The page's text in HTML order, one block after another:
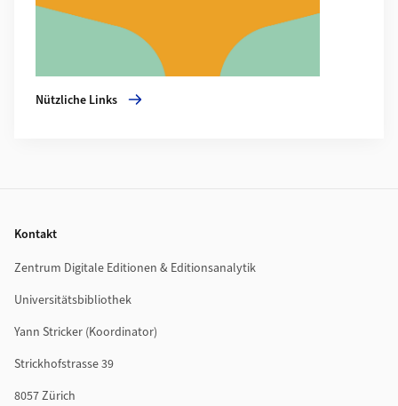
Nützliche Links
Kontakt
Zentrum Digitale Editionen & Editionsanalytik
Universitätsbibliothek
Yann Stricker (Koordinator)
Strickhofstrasse 39
8057 Zürich